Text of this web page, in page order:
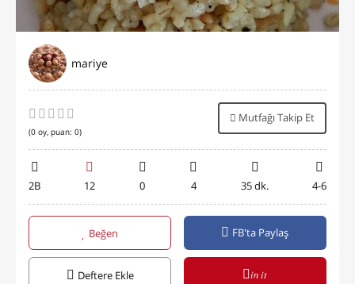
mariye
(0 oy, puan: 0)
Mutfağı Takip Et
2B 12 0 4 35 dk. 4-6
Beğen FB'ta Paylaş
Deftere Ekle in it